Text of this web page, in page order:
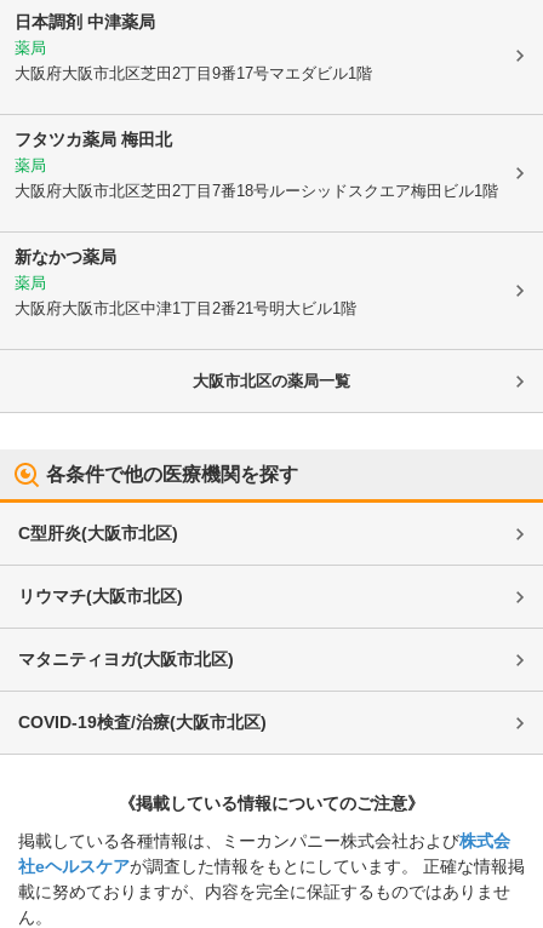
日本調剤 中津薬局
薬局
大阪府大阪市北区芝田2丁目9番17号マエダビル1階
フタツカ薬局 梅田北
薬局
大阪府大阪市北区芝田2丁目7番18号ルーシッドスクエア梅田ビル1階
新なかつ薬局
薬局
大阪府大阪市北区中津1丁目2番21号明大ビル1階
大阪市北区の薬局一覧
各条件で他の医療機関を探す
C型肝炎(大阪市北区)
リウマチ(大阪市北区)
マタニティヨガ(大阪市北区)
COVID-19検査/治療(大阪市北区)
《掲載している情報についてのご注意》
掲載している各種情報は、ミーカンパニー株式会社および株式会
社eヘルスケアが調査した情報をもとにしています。 正確な情報掲
載に努めておりますが、内容を完全に保証するものではありませ
ん。